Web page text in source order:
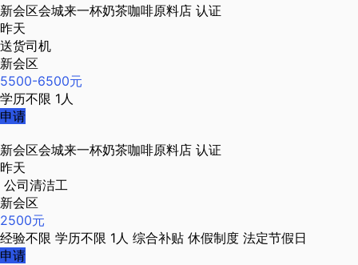
新会区会城来一杯奶茶咖啡原料店 认证
昨天
送货司机
新会区
5500-6500元
学历不限 1人
申请
新会区会城来一杯奶茶咖啡原料店 认证
昨天
公司清洁工
新会区
2500元
经验不限 学历不限 1人 综合补贴 休假制度 法定节假日
申请